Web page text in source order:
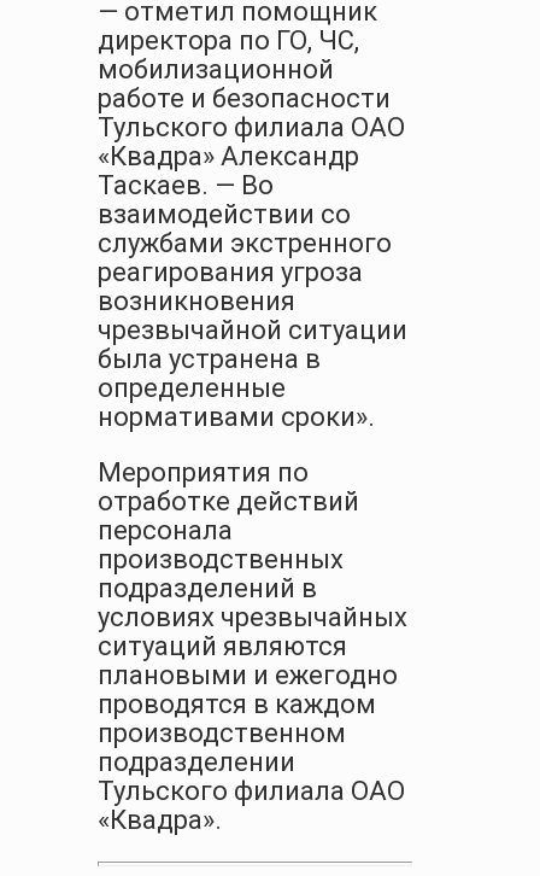
— отметил помощник
директора по ГО, ЧС,
мобилизационной
работе и безопасности
Тульского филиала ОАО
«Квадра» Александр
Таскаев. — Во
взаимодействии со
службами экстренного
реагирования угроза
возникновения
чрезвычайной ситуации
была устранена в
определенные
нормативами сроки».
Мероприятия по
отработке действий
персонала
производственных
подразделений в
условиях чрезвычайных
ситуаций являются
плановыми и ежегодно
проводятся в каждом
производственном
подразделении
Тульского филиала ОАО
«Квадра».